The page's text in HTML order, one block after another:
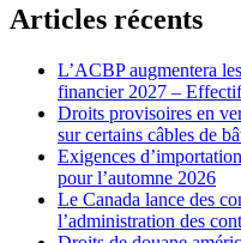
Articles récents
L’ACBP augmentera
financier 2027 –
Droits provisoires en
sur certains câbles de
Exigences
pour l’automne 2026
Le Canada lance des
l’administration des